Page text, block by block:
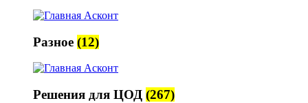
Разное (12)
Решения для ЦОД (267)